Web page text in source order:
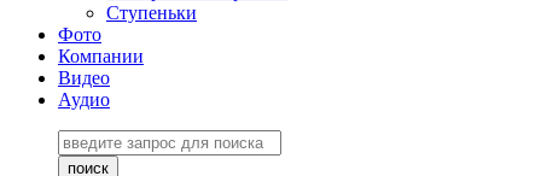
Ступеньки
Фото
Компании
Видео
Аудио